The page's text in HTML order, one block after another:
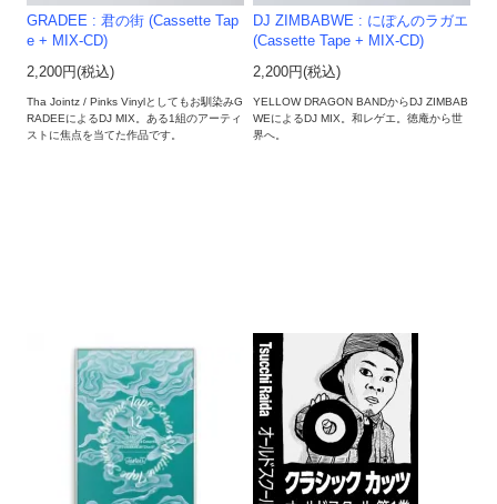
GRADEE : 君の街 (Cassette Tap
e + MIX-CD)
2,200円(税込)
Tha Jointz / Pinks Vinylとしてもお馴染みG
RADEEによるDJ MIX。ある1組のアーティ
ストに焦点を当てた作品です。
DJ ZIMBABWE : にぽんのラガエ
(Cassette Tape + MIX-CD)
2,200円(税込)
YELLOW DRAGON BANDからDJ ZIMBAB
WEによるDJ MIX。和レゲエ。徳庵から世
界へ。